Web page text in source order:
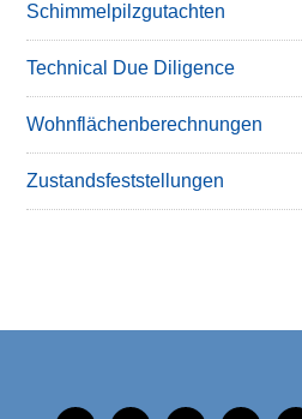
Schimmelpilzgutachten
Technical Due Diligence
Wohnflächenberechnungen
Zustandsfeststellungen